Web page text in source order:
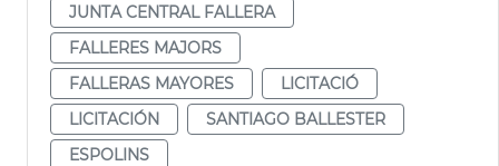
JUNTA CENTRAL FALLERA
FALLERES MAJORS
FALLERAS MAYORES
LICITACIÓ
LICITACIÓN
SANTIAGO BALLESTER
ESPOLINS